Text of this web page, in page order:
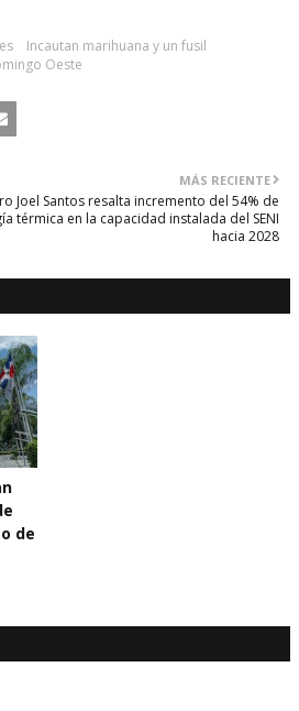
Incautan marihuana y un fusil
Oeste
MÁS RECIENTE
Joel Santos resalta incremento del 54% de
térmica en la capacidad instalada del SENI
hacia 2028
de